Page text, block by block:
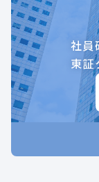
社員
東証